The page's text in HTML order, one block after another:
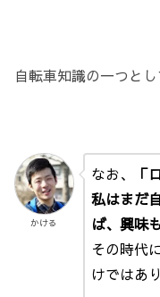
自転車知識の一つと
かける
なお、
「
私はまだ
ば、興味
その時代
けではあ